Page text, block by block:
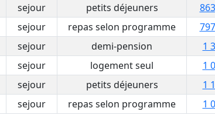
sejour petits déjeuners
sejour repas selon programme
sejour demi-pension 1
sejour logement seul 1
sejour petits déjeuners 1
sejour repas selon programme 1